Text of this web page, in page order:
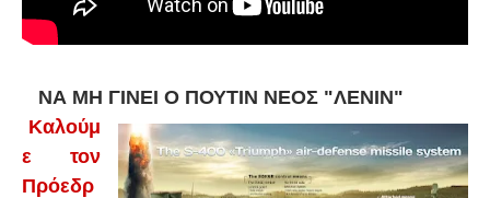
ΝΑ ΜΗ ΓΙΝΕΙ Ο ΠΟΥΤΙΝ ΝΕΟΣ "ΛΕΝΙΝ"
Καλούμ
ε τον
Πρόεδρ